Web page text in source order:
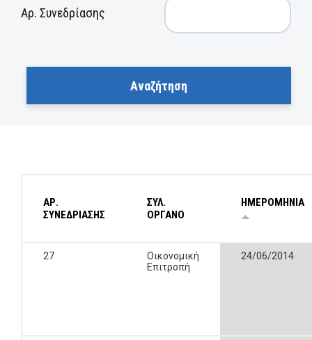
Αρ. Συνεδρίασης
ΑΡ.
ΣΥΝΕΔΡΙΑΣΗΣ
ΣΥΛ.
ΟΡΓΑΝΟ
ΗΜΕΡΟΜΗΝΙΑ
27
Οικονομική
Επιτροπή
24/06/2014